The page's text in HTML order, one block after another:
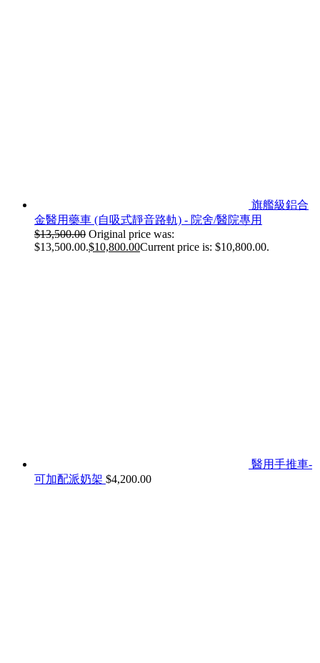
旗艦級鋁合
金醫用藥車 (自吸式靜音路軌) - 院舍/醫院專用
$13,500.00 Original price was:
$13,500.00.$10,800.00Current price is: $10,800.00.
醫用手推車-
可加配派奶架 $4,200.00